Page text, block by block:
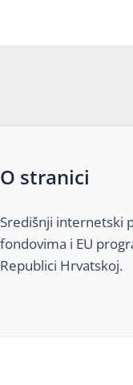
O stranici
Središnji internetski
fondovima i EU
Republici Hrvatskoj.